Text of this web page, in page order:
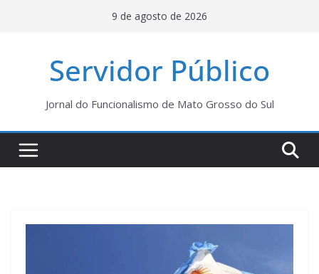
9 de agosto de 2026
Servidor Público
Jornal do Funcionalismo de Mato Grosso do Sul